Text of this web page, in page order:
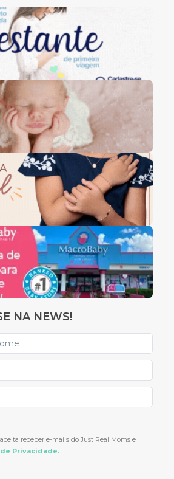
NA NEWS!
receber e-mails do Just Real Moms e
Privacidade.